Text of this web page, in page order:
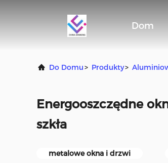
Dom
Do Domu> Produkty>
Energooszczędne
szkła
metalowe okna i drzwi